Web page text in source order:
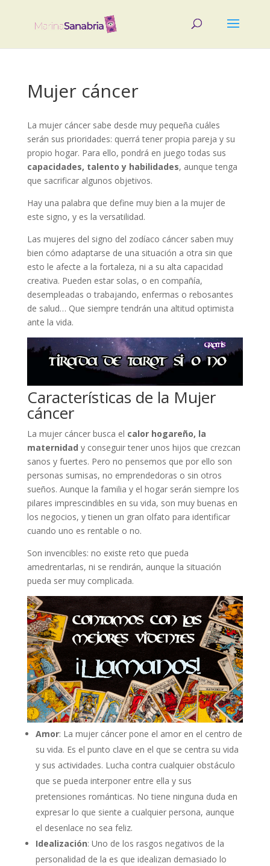
Mujer cáncer
La mujer cáncer sabe desde muy pequeña cuáles
serán sus prioridades: querrá tener propia pareja y su
propio hogar. Para ello, pondrá en juego todas sus
capacidades, talento y habilidades, aunque tenga
que sacrificar algunos objetivos.
Hay una palabra que define muy bien a la mujer de
este signo, y es la versatilidad.
Las mujeres del signo del zodíaco cáncer saben muy
bien cómo adaptarse de una situación a otra sin que
esto le afecte a la fortaleza, ni a su alta capacidad
creativa. Pueden estar solas, o en compañía,
desempleadas o trabajando, enfermas o rebosantes
de salud… Que siempre tendrán una altitud optimista
ante la vida.
Características de la Mujer
cáncer
La mujer cáncer busca el calor hogareño, la
maternidad y conseguir tener unos hijos que crezcan
sanos y fuertes. Pero no pensemos que por ello son
personas sumisas, no emprendedoras o sin otros
sueños. Aunque la familia y el hogar serán siempre los
pilares imprescindibles en su vida, son muy buenas en
los negocios, y tienen un gran olfato para identificar
cuando uno es rentable o no.
Son invencibles: no existe reto que pueda
amedrentarlas, ni se rendirán, aunque la situación
pueda ser muy complicada.
Amor: La mujer cáncer pone el amor en el centro de
su vida. Es el punto clave en el que se centra su vida
y sus actividades. Lucha contra cualquier obstáculo
que se pueda interponer entre ella y sus
pretensiones románticas. No tiene ninguna duda en
expresar lo que siente a cualquier persona, aunque
el desenlace no sea feliz.
Idealización: Uno de los rasgos negativos de la
personalidad de la es que idealizan demasiado lo